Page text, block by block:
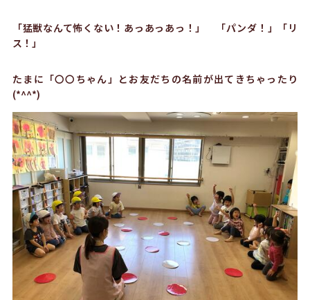
「猛獣なんて怖くない！あっあっあっ！」 「パンダ！」「リ
ス！」
たまに「〇〇ちゃん」とお友だちの名前が出てきちゃったり
(*^^*)